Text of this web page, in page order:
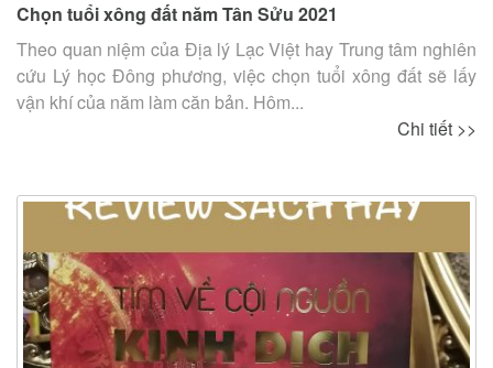
Chọn tuổi xông đất năm Tân Sửu 2021
Theo quan niệm của Địa lý Lạc Việt hay Trung tâm nghiên
cứu Lý học Đông phương, việc chọn tuổi xông đất sẽ lấy
vận khí của năm làm căn bản. Hôm...
Chi tiết >>